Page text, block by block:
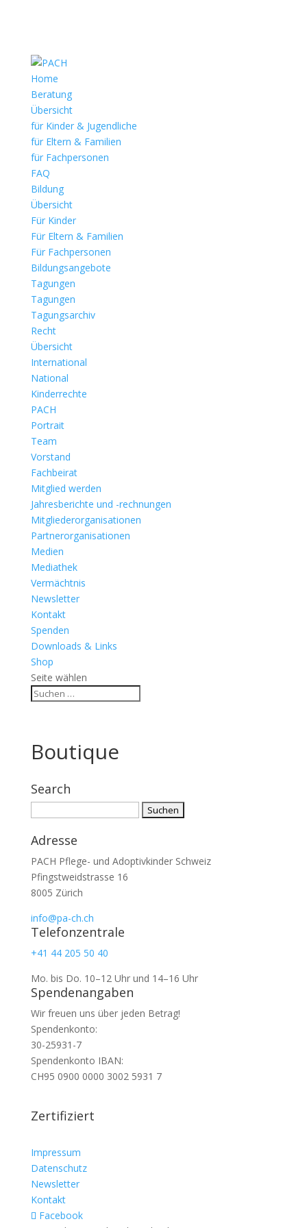
Home
Beratung
Übersicht
für Kinder & Jugendliche
für Eltern & Familien
für Fachpersonen
FAQ
Bildung
Übersicht
Für Kinder
Für Eltern & Familien
Für Fachpersonen
Bildungsangebote
Tagungen
Tagungen
Tagungsarchiv
Recht
Übersicht
International
National
Kinderrechte
PACH
Portrait
Team
Vorstand
Fachbeirat
Mitglied werden
Jahresberichte und -rechnungen
Mitgliederorganisationen
Partnerorganisationen
Medien
Mediathek
Vermächtnis
Newsletter
Kontakt
Spenden
Downloads & Links
Shop
Seite wählen
Boutique
Search
Adresse
PACH Pflege- und Adoptivkinder Schweiz
Pfingstweidstrasse 16
8005 Zürich
info@pa-ch.ch
Telefonzentrale
+41 44 205 50 40
Mo. bis Do. 10–12 Uhr und 14–16 Uhr
Spendenangaben
Wir freuen uns über jeden Betrag!
Spendenkonto:
30-25931-7
Spendenkonto IBAN:
CH95 0900 0000 3002 5931 7
Zertifiziert
Impressum
Datenschutz
Newsletter
Kontakt
Facebook